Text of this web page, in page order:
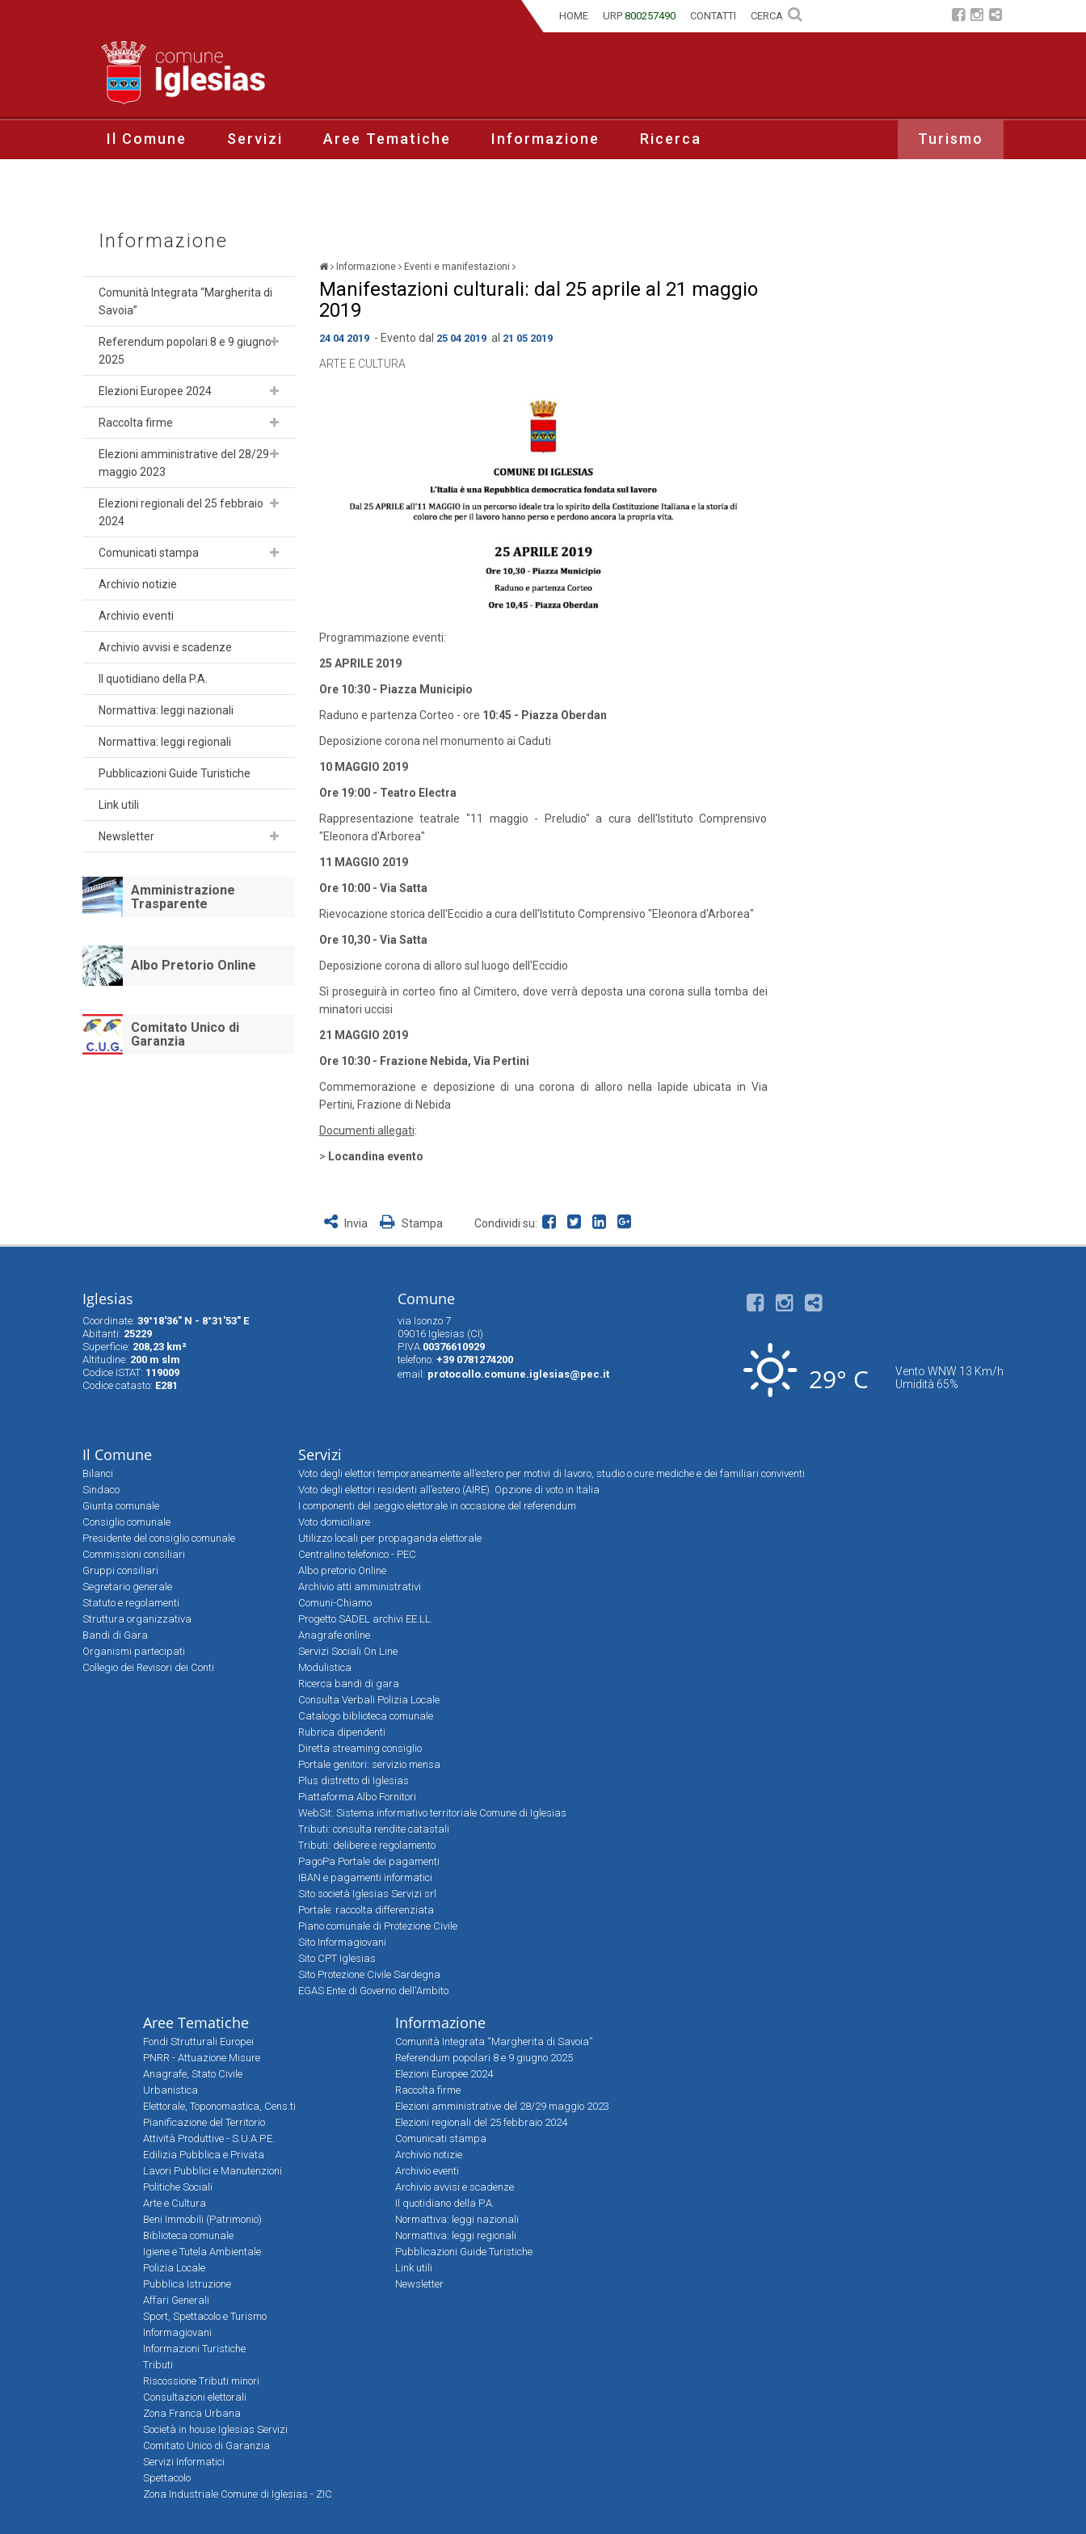
HOME URP 800257490 CONTATTI CERCA
Il Comune Servizi Aree Tematiche Informazione Turismo
Ricerca
Informazione
Comunità Integrata “Margherita di
Savoia”
Referendum popolari 8 e 9 giugno
2025
Elezioni Europee 2024
Raccolta firme
Elezioni amministrative del 28/29
maggio 2023
Elezioni regionali del 25 febbraio
2024
Comunicati stampa
Archivio notizie
Archivio eventi
Archivio avvisi e scadenze
Il quotidiano della P.A.
Normattiva: leggi nazionali
Normattiva: leggi regionali
Pubblicazioni Guide Turistiche
Link utili
Newsletter
Amministrazione
Trasparente
Albo Pretorio Online
Comitato Unico di
Garanzia
Informazione Eventi e manifestazioni
Manifestazioni culturali: dal 25 aprile al 21 maggio
2019
24 04 2019- Evento dal 25 04 2019al 21 05 2019
ARTE E CULTURA
Programmazione eventi:
25 APRILE 2019
Ore 10:30 - Piazza Municipio
Raduno e partenza Corteo - ore 10:45 - Piazza Oberdan
Deposizione corona nel monumento ai Caduti
10 MAGGIO 2019
Ore 19:00 - Teatro Electra
Rappresentazione teatrale "11 maggio - Preludio" a cura dell'Istituto Comprensivo
"Eleonora d'Arborea"
11 MAGGIO 2019
Ore 10:00 - Via Satta
Rievocazione storica dell'Eccidio a cura dell'Istituto Comprensivo "Eleonora d'Arborea"
Ore 10,30 - Via Satta
Deposizione corona di alloro sul luogo dell'Eccidio
Sì proseguirà in corteo fino al Cimitero, dove verrà deposta una corona sulla tomba dei
minatori uccisi
21 MAGGIO 2019
Ore 10:30 - Frazione Nebida, Via Pertini
Commemorazione e deposizione di una corona di alloro nella lapide ubicata in Via
Pertini, Frazione di Nebida
Documenti allegati:
> Locandina evento
Invia Stampa Condividi su:
Iglesias
Coordinate: 39°18'36" N - 8°31'53" E
Abitanti: 25229
Superfìcie: 208,23 km²
Altitudine: 200 m slm
Codice ISTAT: 119009
Codice catasto: E281
Comune
via Isonzo 7
09016 Iglesias (CI)
P.IVA 00376610929
telefono: +39 0781274200
email: protocollo.comune.iglesias@pec.it 29° C
Vento WNW 13 Km/h
Umidità 65%
Il Comune
Bilanci
Sindaco
Giunta comunale
Consiglio comunale
Presidente del consiglio comunale
Commissioni consiliari
Gruppi consiliari
Segretario generale
Statuto e regolamenti
Struttura organizzativa
Bandi di Gara
Organismi partecipati
Collegio dei Revisori dei Conti
Servizi
Voto degli elettori temporaneamente all’estero per motivi di lavoro, studio o cure mediche e dei familiari conviventi
Voto degli elettori residenti all’estero (AIRE). Opzione di voto in Italia
I componenti del seggio elettorale in occasione del referendum
Voto domiciliare
Utilizzo locali per propaganda elettorale
Centralino telefonico - PEC
Albo pretorio Online
Archivio atti amministrativi
Comuni-Chiamo
Progetto SADEL archivi EE.LL.
Anagrafe online
Servizi Sociali On Line
Modulistica
Ricerca bandi di gara
Consulta Verbali Polizia Locale
Catalogo biblioteca comunale
Rubrica dipendenti
Diretta streaming consiglio
Portale genitori: servizio mensa
Plus distretto di Iglesias
Piattaforma Albo Fornitori
WebSit: Sistema informativo territoriale Comune di Iglesias
Tributi: consulta rendite catastali
Tributi: delibere e regolamento
PagoPa Portale dei pagamenti
IBAN e pagamenti informatici
Sito società Iglesias Servizi srl
Portale: raccolta differenziata
Piano comunale di Protezione Civile
Sito Informagiovani
Sito CPT Iglesias
Sito Protezione Civile Sardegna
EGAS Ente di Governo dell'Ambito
Aree Tematiche
Fondi Strutturali Europei
PNRR - Attuazione Misure
Anagrafe, Stato Civile
Urbanistica
Elettorale, Toponomastica, Cens.ti
Pianificazione del Territorio
Attività Produttive - S.U.A.P.E.
Edilizia Pubblica e Privata
Lavori Pubblici e Manutenzioni
Politiche Sociali
Arte e Cultura
Beni Immobili (Patrimonio)
Biblioteca comunale
Igiene e Tutela Ambientale
Polizia Locale
Pubblica Istruzione
Affari Generali
Sport, Spettacolo e Turismo
Informagiovani
Informazioni Turistiche
Tributi
Riscossione Tributi minori
Consultazioni elettorali
Zona Franca Urbana
Società in house Iglesias Servizi
Comitato Unico di Garanzia
Servizi Informatici
Spettacolo
Zona Industriale Comune di Iglesias - ZIC
Informazione
Comunità Integrata “Margherita di Savoia”
Referendum popolari 8 e 9 giugno 2025
Elezioni Europee 2024
Raccolta firme
Elezioni amministrative del 28/29 maggio 2023
Elezioni regionali del 25 febbraio 2024
Comunicati stampa
Archivio notizie
Archivio eventi
Archivio avvisi e scadenze
Il quotidiano della P.A.
Normattiva: leggi nazionali
Normattiva: leggi regionali
Pubblicazioni Guide Turistiche
Link utili
Newsletter